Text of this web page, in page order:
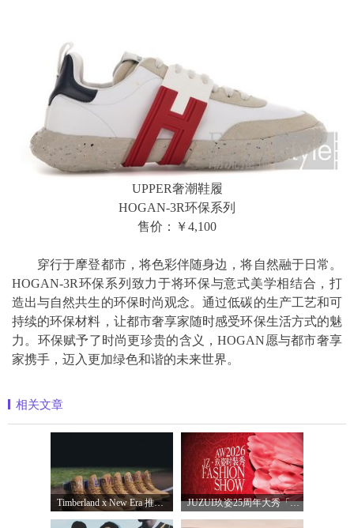
UPPER奢潮鞋履
HOGAN-3R环保系列
售价：￥4,100
穿行于摩登都市，将色彩伴随身边，将自然融于日常。
HOGAN-3R环保系列致力于将环保与意式美学相结合，打
造出与自然共生的环保时尚观念。通过低碳的生产工艺和可
持续的环保材料，让都市奢享家随时感受环保生活方式的魅
力。环保赋予了时尚更珍贵的含义，HOGAN愿与都市奢享
家携手，迈入更加绿色和谐的未来世界。
相关文章
Timberland x New Era 推出全新联名系列，以经 JUZUI玖姿25周年大秀「循光新生」 光起二